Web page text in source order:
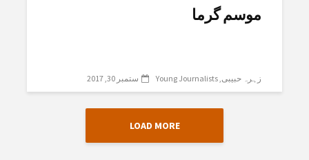
موسم گرما
زہرہ حبیبی Young Journalists ستمبر 30, 2017
LOAD MORE